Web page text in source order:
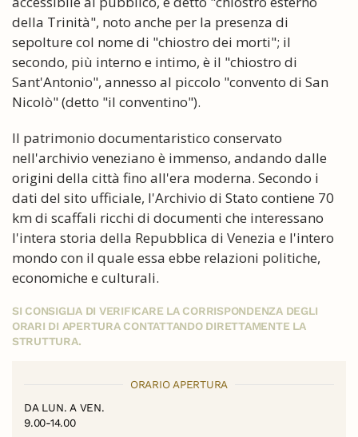
della Trinità", noto anche per la presenza di
sepolture col nome di "chiostro dei morti"; il
secondo, più interno e intimo, è il "chiostro di
Sant'Antonio", annesso al piccolo "convento di San
Nicolò" (detto "il conventino").
Il patrimonio documentaristico conservato
nell'archivio veneziano è immenso, andando dalle
origini della città fino all'era moderna. Secondo i
dati del sito ufficiale, l'Archivio di Stato contiene 70
km di scaffali ricchi di documenti che interessano
l'intera storia della Repubblica di Venezia e l'intero
mondo con il quale essa ebbe relazioni politiche,
economiche e culturali.
SI CONSIGLIA DI VERIFICARE LA CORRISPONDENZA DEGLI
ORARI DI APERTURA CONTATTANDO DIRETTAMENTE LA
STRUTTURA.
ORARIO APERTURA
DA LUN. A VEN.
9.00-14.00